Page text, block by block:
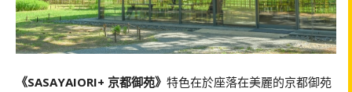
《SASAYAIORI+ 京都御苑》 特色在於座落在美麗的京都御苑